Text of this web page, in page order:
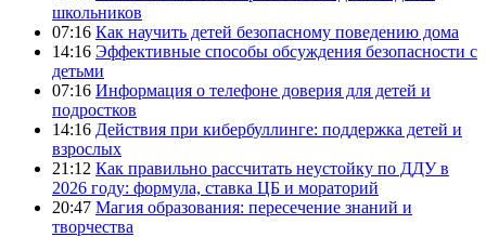
школьников
07:16 Как научить детей безопасному поведению дома
14:16 Эффективные способы обсуждения безопасности с
детьми
07:16 Информация о телефоне доверия для детей и
подростков
14:16 Действия при кибербуллинге: поддержка детей и
взрослых
21:12 Как правильно рассчитать неустойку по ДДУ в
2026 году: формула, ставка ЦБ и мораторий
20:47 Магия образования: пересечение знаний и
творчества